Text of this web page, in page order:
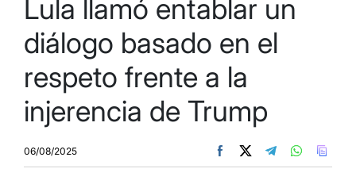
Lula llamó entablar un
diálogo basado en el
respeto frente a la
injerencia de Trump
06/08/2025